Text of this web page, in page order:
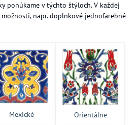
ponúkame v týchto štýloch. V každej
napr. doplnkové jednofarebné
Mexické Orientálne